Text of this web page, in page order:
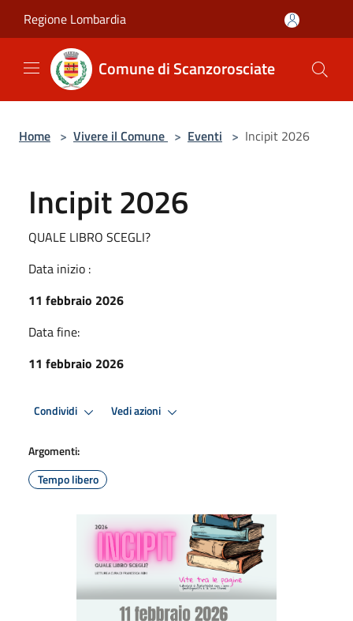
Regione Lombardia
Comune di Scanzorosciate
Home > Vivere il Comune > Eventi > Incipit 2026
Incipit 2026
QUALE LIBRO SCEGLI?
Data inizio :
11 febbraio 2026
Data fine:
11 febbraio 2026
Condividi Vedi azioni
Argomenti:
Tempo libero